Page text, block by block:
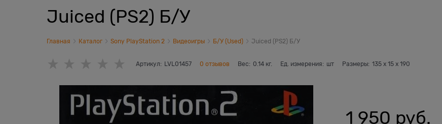
Juiced (PS2) Б/У
Главная Каталог Sony PlayStation 2 Видеоигры Б/У (Used) Juiced (PS2) Б/У
Артикул: LVL01457 0 отзывов Вес: 0.14кг. Ед. измерения: шт Размеры: 135x 15x 190
1 950 руб.